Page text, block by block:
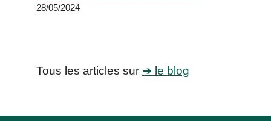
28/05/2024
Tous les articles sur ➔ le blog